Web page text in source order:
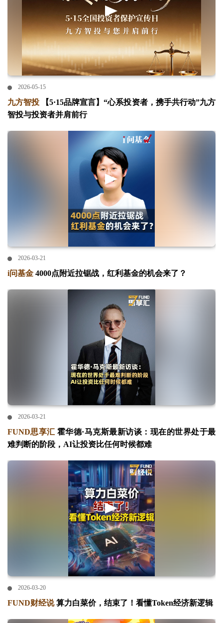
2026-05-15
九方智投
【5·15品牌宣言】“心系投资者，携手共行动”九方
智投与投资者并肩前行
2026-03-21
i问基金 4000点附近拉锯战，红利基金的机会来了？
2026-03-21
FUND思享汇 霍华德·马克斯最新访谈：现在的世界处于最
难判断的阶段，AI让投资比任何时候都难
2026-03-20
FUND财经说算力白菜价，结束了！看懂Token经济新逻辑